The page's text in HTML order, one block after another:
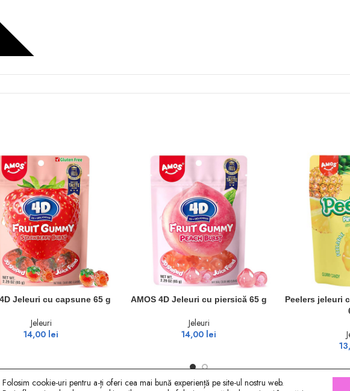
ÎN COȘ
Jeleuri cu capsune 65 g
Jeleuri
14,00 lei
ADAUGĂ ÎN COȘ
AMOS 4D Jeleuri cu piersică 65 g
Jeleuri
14,00 lei
ADAUGĂ ÎN COȘ
Peelers jeleuri
Folosim cookie-uri pentru a-ți oferi cea mai bună experiență pe site-ul nostru web.